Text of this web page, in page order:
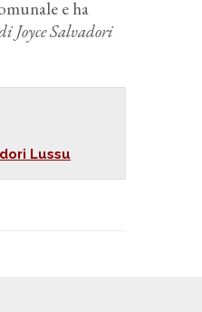
e ha
Joyce Salvadori
Lussu